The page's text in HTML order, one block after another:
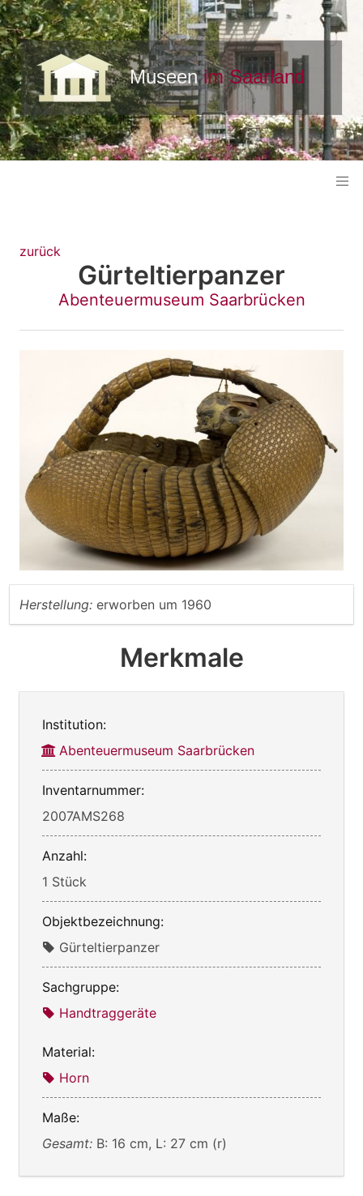
zurück
Gürteltierpanzer
Abenteuermuseum Saarbrücken
Herstellung: erworben um 1960
Merkmale
Institution:
Abenteuermuseum Saarbrücken
Inventarnummer:
2007AMS268
Anzahl:
1 Stück
Objektbezeichnung:
Gürteltierpanzer
Sachgruppe:
Handtraggeräte
Material:
Horn
Maße:
Gesamt: B: 16 cm, L: 27 cm (r)